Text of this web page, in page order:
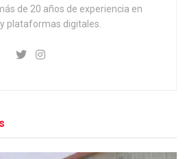
de 20 años de experiencia en
plataformas digitales.